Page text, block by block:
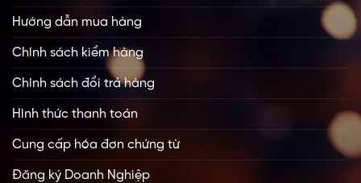
Hướng dẫn mua hàng
Chính sách kiểm hàng
Chính sách đổi trả hàng
Hình thức thanh toán
Cung cấp hóa đơn chứng từ
Đăng ký Doanh Nghiệp